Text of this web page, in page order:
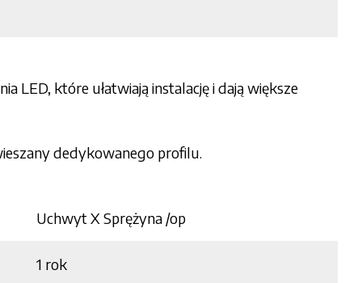
LED, które ułatwiają instalację i dają większe
dedykowanego profilu.
Uchwyt X Sprężyna /op
1 rok